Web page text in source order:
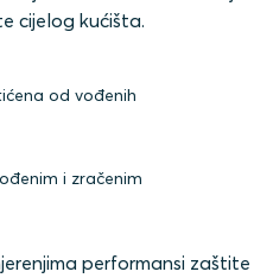
cijelog kućišta.
od vođenih
i zračenim
performansi zaštite